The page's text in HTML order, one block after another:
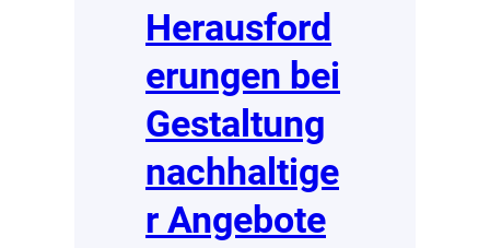
Herausford
erungen bei
Gestaltung
nachhaltige
r Angebote